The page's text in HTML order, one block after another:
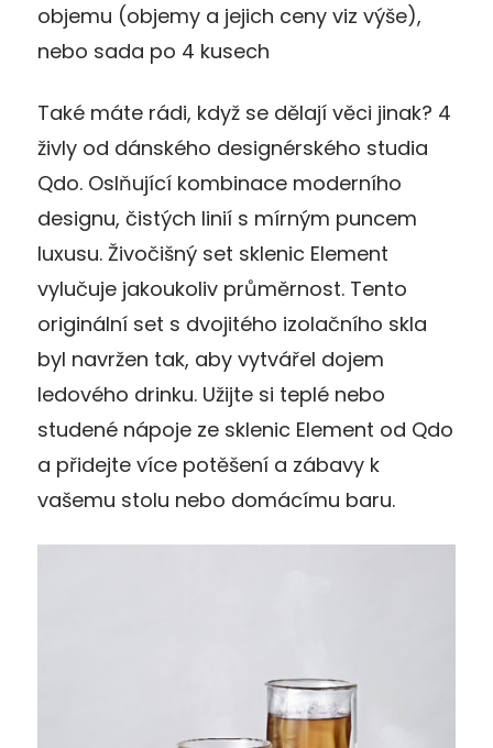
objemu (objemy a jejich ceny viz výše),
nebo sada po 4 kusech
Také máte rádi, když se dělají věci jinak? 4
živly od dánského designérského studia
Qdo. Oslňující kombinace moderního
designu, čistých linií s mírným puncem
luxusu. Živočišný set sklenic Element
vylučuje jakoukoliv průměrnost. Tento
originální set s dvojitého izolačního skla
byl navržen tak, aby vytvářel dojem
ledového drinku. Užijte si teplé nebo
studené nápoje ze sklenic Element od Qdo
a přidejte více potěšení a zábavy k
vašemu stolu nebo domácímu baru.